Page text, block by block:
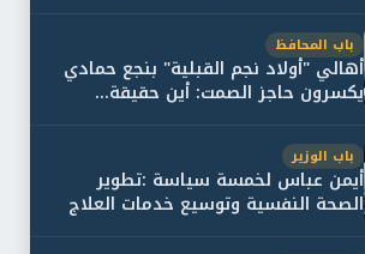
باب المحافظ
أهالي "أولاد نجم القبلية" بنجع حمادي
يكسرون حاجز الصمت: أين حقيقة...
باب الوزير
أيمن عباس لخمسة سياسة :تطوير
الصحة النفسية وتوسيع خدمات العلاج